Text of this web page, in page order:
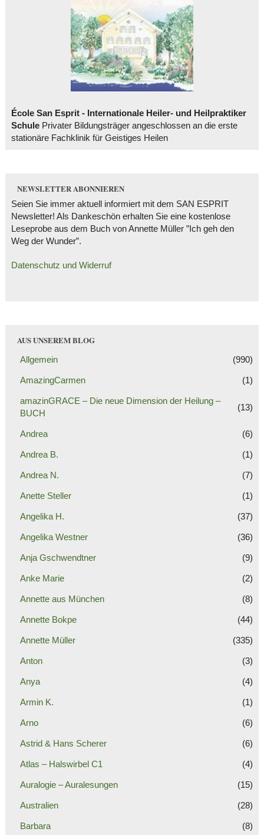
École San Esprit - Internationale Heiler- und Heilpraktiker
SchulePrivater Bildungsträger angeschlossen an die erste
stationäre Fachklinik für Geistiges Heilen
NEWSLETTER ABONNIEREN
Seien Sie immer aktuell informiert mit dem SAN ESPRIT
Newsletter! Als Dankeschön erhalten Sie eine kostenlose
Leseprobe aus dem Buch von Annette Müller ”Ich geh den
Weg der Wunder”.
Datenschutz und Widerruf
AUS UNSEREM BLOG
Allgemein (990)
AmazingCarmen (1)
amazinGRACE – Die neue Dimension der Heilung –
BUCH
(13)
Andrea (6)
Andrea B. (1)
Andrea N. (7)
Anette Steller (1)
Angelika H. (37)
Angelika Westner (36)
Anja Gschwendtner (9)
Anke Marie (2)
Annette aus München (8)
Annette Bokpe (44)
Annette Müller (335)
Anton (3)
Anya (4)
Armin K. (1)
Arno (6)
Astrid & Hans Scherer (6)
Atlas – Halswirbel C1 (4)
Auralogie – Auralesungen (15)
Australien (28)
Barbara (8)